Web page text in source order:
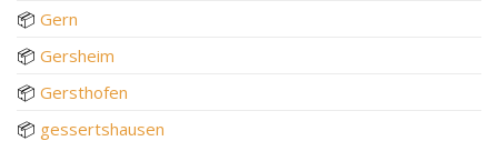
📦 Gern
📦 Gersheim
📦 Gersthofen
📦 gessertshausen